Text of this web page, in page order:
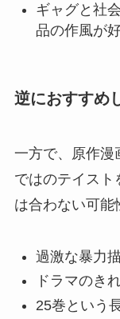
ギャグと社
品の作風が
逆におすすめ
一方で、原作漫
ではのテイスト
は合わない可能
過激な暴力
ドラマのき
25巻という